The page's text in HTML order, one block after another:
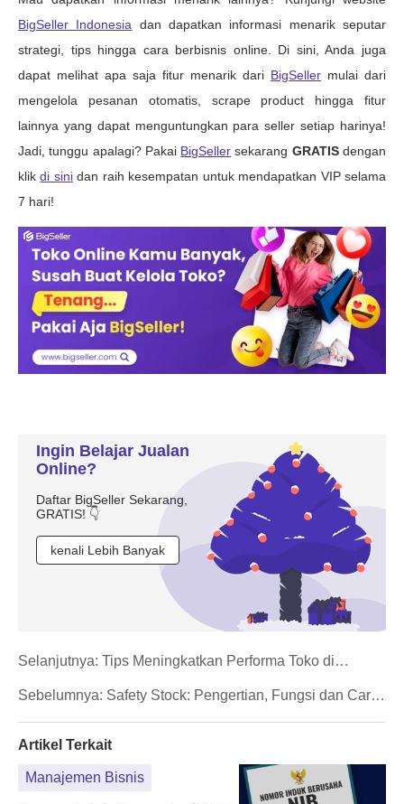
Ingin Belajar Jualan
Online?
Daftar BigSeller Sekarang,
GRATIS! 👇
kenali Lebih Banyak
Sebelumnya: Safety Stock: Pengertian, Fungsi dan Cara
Selanjutnya: Tips Meningkatkan Performa Toko di
Artikel Terkait
Manajemen Bisnis